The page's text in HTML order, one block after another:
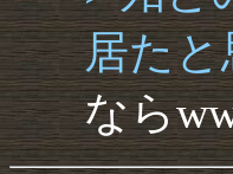
居た
なら